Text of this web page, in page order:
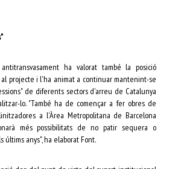
ha valorat també la posició
projecte i l'ha animat a continuar mantenint-se
de diferents sectors d'arreu de Catalunya
lo. "També ha de començar a fer obres de
a l'Àrea Metropolitana de Barcelona
més possibilitats de no patir sequera o
últims anys", ha elaborat Font.